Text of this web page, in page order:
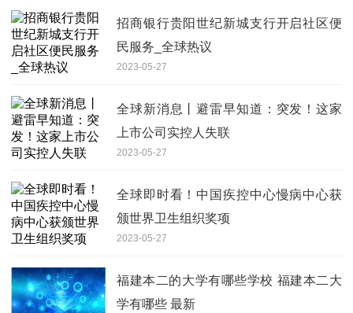
招商银行贵阳世纪新城支行开启社区便
民服务_全球热议
2023-05-27
全球新消息丨避雷早知道：突发！这家
上市公司实控人失联
2023-05-27
全球即时看！中国疾控中心慢病中心获
颁世界卫生组织奖项
2023-05-27
福建本二的大学有哪些学校 福建本二大
学有哪些 最新